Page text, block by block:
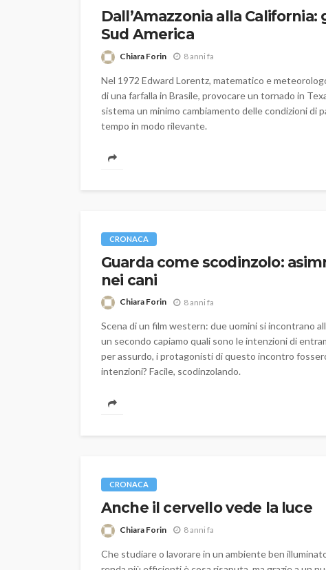
Dall’Amazzonia alla
Sud America
Chiara Forin 8 anni fa
Nel 1972 Edward Lorentz, matematico e
di una farfalla in Brasile, provocare un tornado in
sistema un minimo cambiamento delle condizioni di
tempo in modo rilevante.
CRONACA
Guarda come scodinzolo:
nei cani
Chiara Forin 8 anni fa
Scena di un film western: due uomini si incontrano
un secondo capiamo quali sono le intenzioni di
per assurdo, i protagonisti di questo incontro
intenzioni? Facile, scodinzolando.
CRONACA
Anche il cervello vede la luce
Chiara Forin 8 anni fa
Che studiare o lavorare in un ambiente ben
Cercando Majorana
nuvole
Marco Milano 3 mesi fa